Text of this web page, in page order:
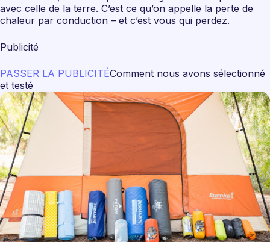
avec celle de la terre. C’est ce qu’on appelle la perte de
chaleur par conduction – et c’est vous qui perdez.
Publicité
PASSER LA PUBLICITÉComment nous avons sélectionné
et testé